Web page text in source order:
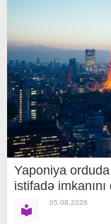
Yaponiya
istifadə
05.08.2026